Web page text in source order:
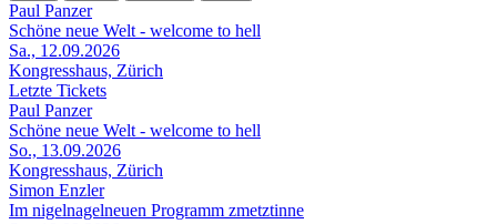
Paul Panzer
Schöne neue Welt - welcome to hell
Sa., 12.09.2026
Kongresshaus, Zürich
Letzte Tickets
Paul Panzer
Schöne neue Welt - welcome to hell
So., 13.09.2026
Kongresshaus, Zürich
Simon Enzler
Im nigelnagelneuen Programm zmetztinne